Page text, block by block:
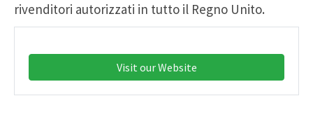
rivenditori autorizzati in tutto il Regno Unito.
Visit our Website